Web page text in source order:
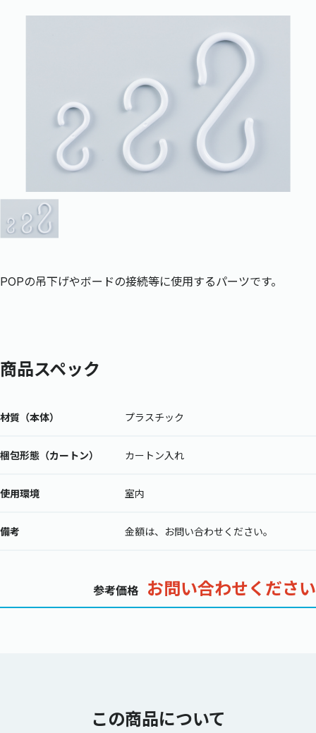
POPの吊下げやボードの接続等に使用するパーツです。
商品スペック
材質（本体） プラスチック
梱包形態（カートン） カートン入れ
使用環境 室内
備考 金額は、お問い合わせください。
参考価格 お問い合わせください
この商品について